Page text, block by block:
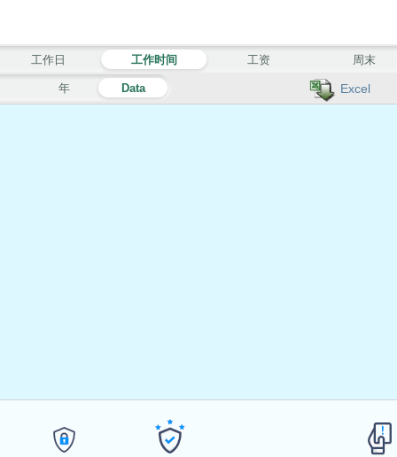
Excel
年 Data
工作日 工作时间 工资 周末